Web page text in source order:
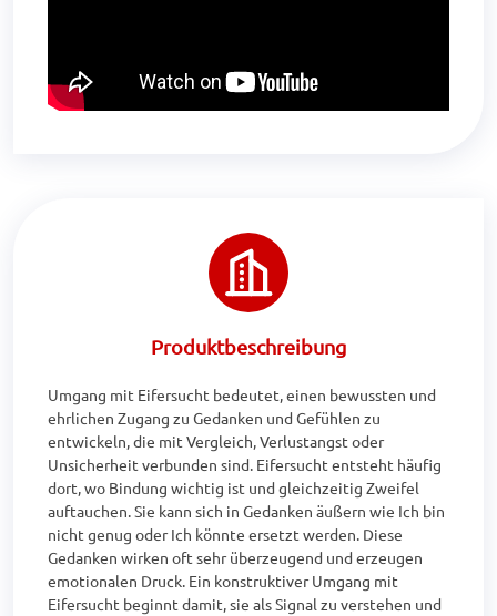
Produktbeschreibung
Umgang mit Eifersucht bedeutet, einen bewussten und
ehrlichen Zugang zu Gedanken und Gefühlen zu
entwickeln, die mit Vergleich, Verlustangst oder
Unsicherheit verbunden sind. Eifersucht entsteht häufig
dort, wo Bindung wichtig ist und gleichzeitig Zweifel
auftauchen. Sie kann sich in Gedanken äußern wie Ich bin
nicht genug oder Ich könnte ersetzt werden. Diese
Gedanken wirken oft sehr überzeugend und erzeugen
emotionalen Druck. Ein konstruktiver Umgang mit
Eifersucht beginnt damit, sie als Signal zu verstehen und